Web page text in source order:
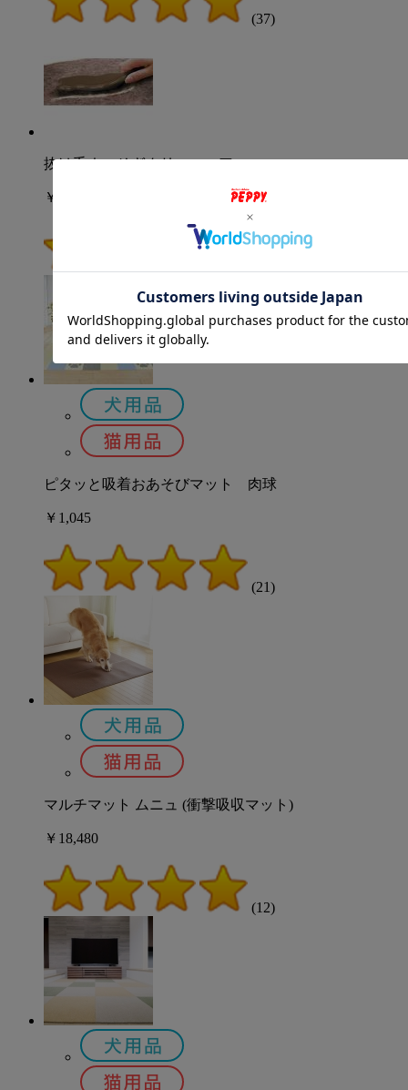
(37)
抜け毛ネコそぎクリーニャア
￥946
ピタッと吸着おあそびマット 肉球
￥1,045
(21)
マルチマット ムニュ (衝撃吸収マット)
￥18,480
(12)